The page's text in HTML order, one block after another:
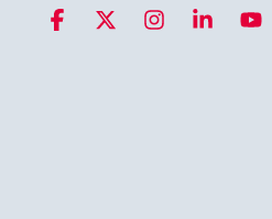
Facebook InstagramLinkedin